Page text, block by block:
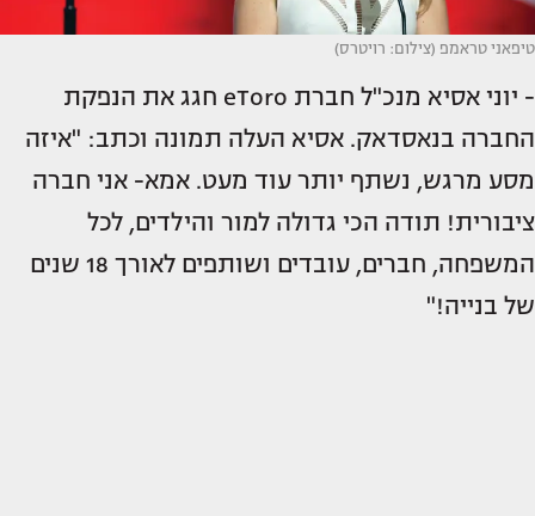
טיפאני טראמפ (צילום: רויטרס)
- יוני אסיא מנכ"ל חברת eToro חגג את הנפקת
החברה בנאסדאק. אסיא העלה תמונה וכתב: "איזה
מסע מרגש, נשתף יותר עוד מעט. אמא- אני חברה
ציבורית! תודה הכי גדולה למור והילדים, לכל
המשפחה, חברים, עובדים ושותפים לאורך 18 שנים
של בנייה!"